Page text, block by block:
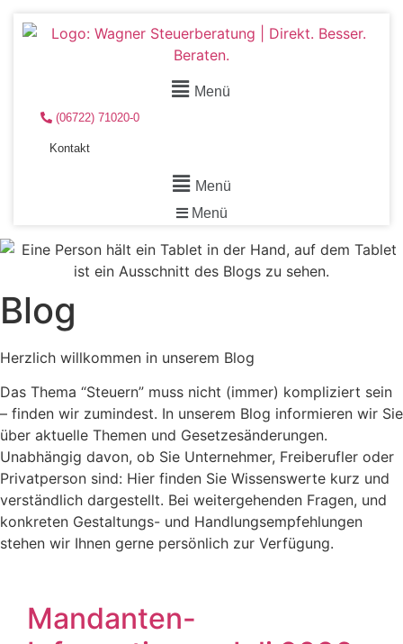
Menü
(06722) 71020-0
Kontakt
Menü
Menü
Blog
Herzlich willkommen in unserem Blog
Das Thema “Steuern” muss nicht (immer) kompliziert sein
– finden wir zumindest. In unserem Blog informieren wir Sie
über aktuelle Themen und Gesetzesänderungen.
Unabhängig davon, ob Sie Unternehmer, Freiberufler oder
Privatperson sind: Hier finden Sie Wissenswerte kurz und
verständlich dargestellt. Bei weitergehenden Fragen, und
konkreten Gestaltungs- und Handlungsempfehlungen
stehen wir Ihnen gerne persönlich zur Verfügung.
Mandanten-